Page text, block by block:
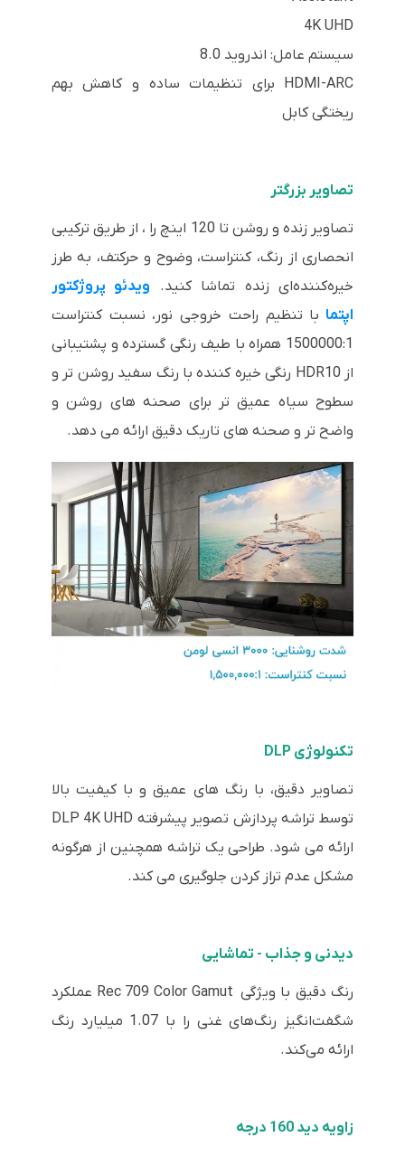
4K UHD
سیستم عامل: اندروید 8.0
HDMI-ARC برای تنظیمات ساده و کاهش بهم
ریختگی کابل
تصاویر بزرگتر
تصاویر زنده و روشن تا 120 اینچ را ، از طریق ترکیبی
انحصاری از رنگ، کنتراست، وضوح و حرکتف، به طرز
خیره‌کننده‌ای زنده تماشا کنید. ویدئو پروژکتور
اپتما با تنظیم راحت خروجی نور، نسبت کنتراست
1500000:1 همراه با طیف رنگی گسترده و پشتیبانی
از HDR10 رنگی خیره کننده با رنگ سفید روشن تر و
سطوح سیاه عمیق تر برای صحنه های روشن و
واضح تر و صحنه های تاریک دقیق ارائه می دهد.
تکنولوژی DLP
تصاویر دقیق، با رنگ های عمیق و با کیفیت بالا
توسط تراشه پردازش تصویر پیشرفته DLP 4K UHD
ارائه می شود. طراحی یک تراشه همچنین از هرگونه
مشکل عدم تراز کردن جلوگیری می کند.
دیدنی و جذاب - تماشایی
رنگ دقیق با ویژگی Rec 709 Color Gamut عملکرد
شگفت‌انگیز رنگ‌های غنی را با 1.07 میلیارد رنگ
ارائه می‌کند.
زاویه دید 160 درجه